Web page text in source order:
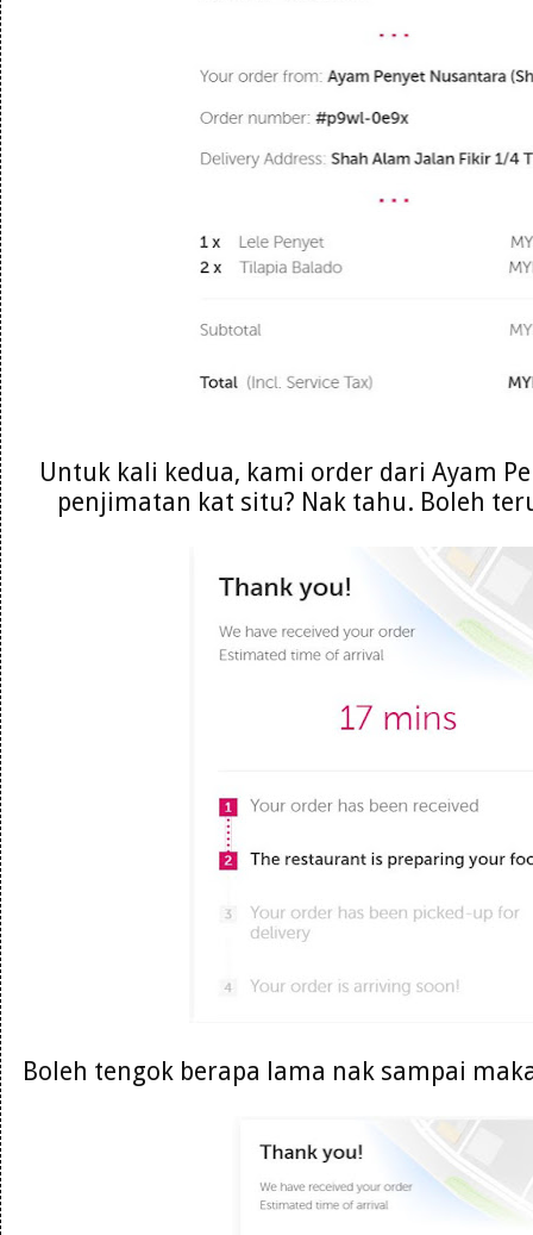
Untuk kali kedua, kami order dari Ayam
penjimatan kat situ? Nak tahu. Boleh
Boleh tengok berapa lama nak sampai